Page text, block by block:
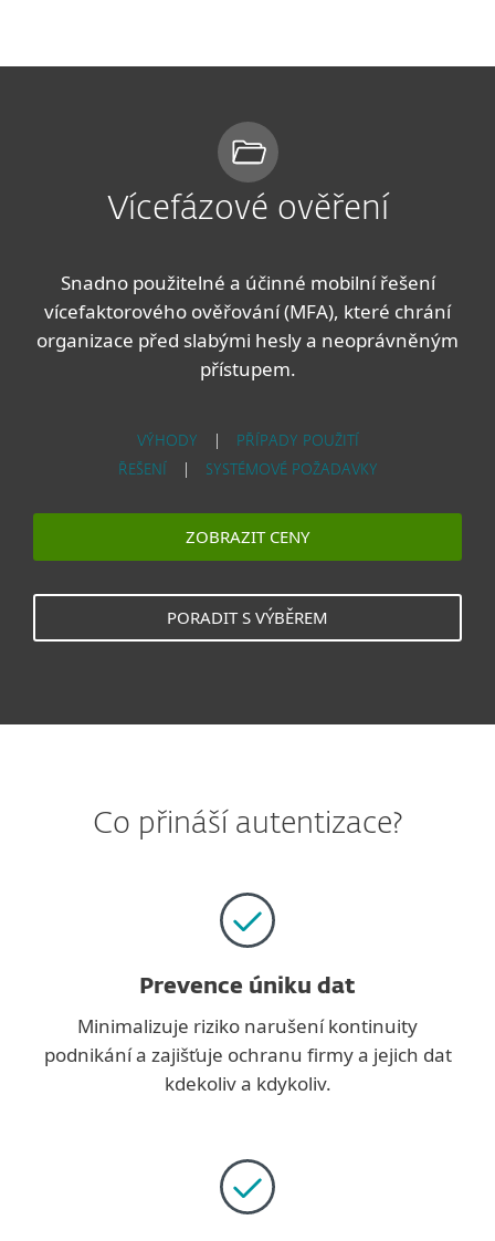
Vícefázové ověření
Snadno použitelné a účinné mobilní řešení
vícefaktorového ověřování (MFA), které chrání
organizace před slabými hesly a neoprávněným
přístupem.
VÝHODY
PŘÍPADY POUŽITÍ
ŘEŠENÍ
SYSTÉMOVÉ POŽADAVKY
ZOBRAZIT CENY
PORADIT S VÝBĚREM
Co přináší autentizace?
Prevence úniku dat
Minimalizuje riziko narušení kontinuity
podnikání a zajišťuje ochranu firmy a jejich dat
kdekoliv a kdykoliv.